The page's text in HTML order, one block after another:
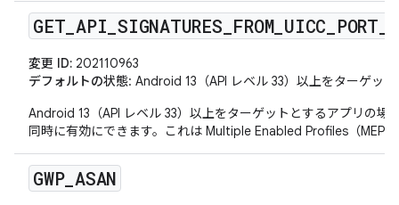
GET API SIGNATURES FROM_ UICC PORT
変更 ID: 202110963
デフォルトの状態: Android 13（API レベル 33）以上をターゲッ
Android 13（API レベル 33）以上をターゲットとするアプリの場
同時に有効にできます。これは Multiple Enabled Profiles（MEP
GWP_ ASAN